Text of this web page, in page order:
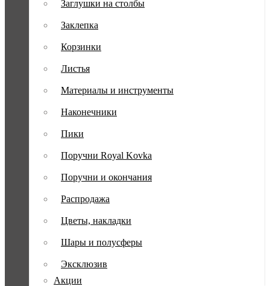
Заглушки на столбы
Заклепка
Корзинки
Листья
Материалы и инструменты
Наконечники
Пики
Поручни Royal Kovka
Поручни и окончания
Распродажа
Цветы, накладки
Шары и полусферы
Эксклюзив
Акции